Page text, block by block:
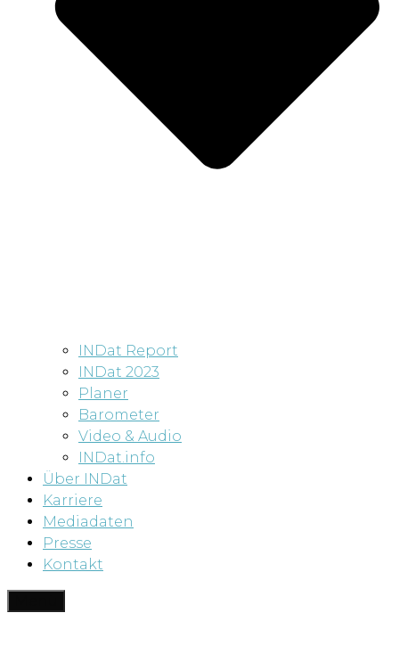
INDat Report
INDat 2023
Planer
Barometer
Video & Audio
INDat.info
Über INDat
Karriere
Mediadaten
Presse
Kontakt